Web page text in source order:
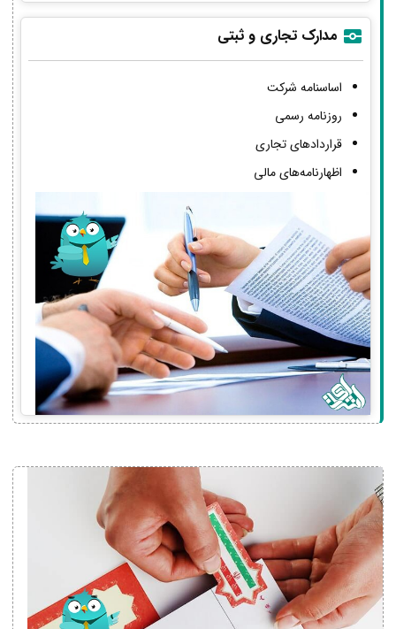
مدارک تجاری و ثبتی
اساسنامه شرکت
روزنامه رسمی
قراردادهای تجاری
اظهارنامه‌های مالی